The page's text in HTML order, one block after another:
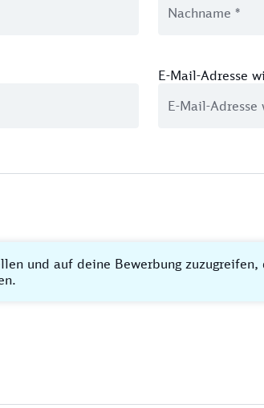
E-Mail-Adresse
und auf deine Bewerbung